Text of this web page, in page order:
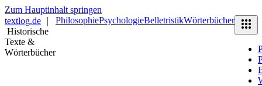
Zum Hauptinhalt springen
textlog.de
Historische
Texte &
Wörterbücher
PhilosophiePsychologieBelletristikWörterbücher